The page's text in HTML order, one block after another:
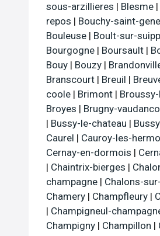
sous-arzillieres | Blesme |
repos | Bouchy-saint-
Bouleuse | Boult-sur-
Bourgogne | Boursault |
Bouy | Bouzy |
Branscourt | Breuil |
coole | Brimont |
Broyes | Brugny-
| Bussy-le-chateau |
Caurel | Cauroy-les-
Cernay-en-dormois |
| Chaintrix-bierges |
champagne | Chalons-
Chamery | Champfleury |
| Champigneul-
Champigny | Champillon |